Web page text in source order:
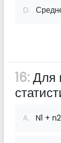
D.
16:Для
A. N1 + n2